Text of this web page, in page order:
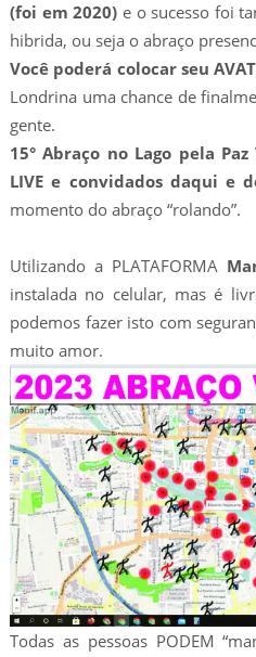
(foi em 2020) e o sucesso foi
hibrida, ou seja o abraço
Você poderá colocar seu
Londrina uma chance de
gente.
15° Abraço no Lago pela
LIVE e convidados daqui e
momento do abraço “rolando”.
Utilizando a PLATAFORMA
instalada no celular, mas é
podemos fazer isto com
muito amor.
Todas as pessoas PODEM